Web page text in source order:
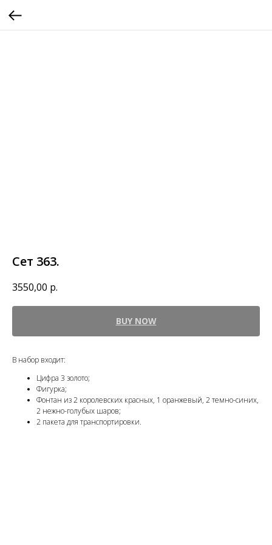
Сет 363.
3550,00 р.
BUY NOW
В набор входит:
Цифра 3 золото;
Фигурка;
Фонтан из 2 королевских красных, 1 оранжевый, 2 темно-синих,
2 нежно-голубых шаров;
2 пакета для транспортировки.